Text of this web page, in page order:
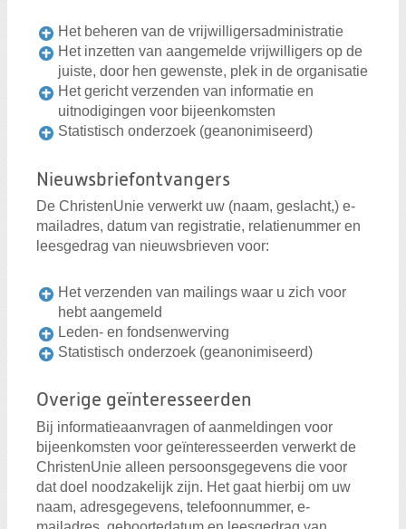
Het beheren van de vrijwilligersadministratie
Het inzetten van aangemelde vrijwilligers op de
juiste, door hen gewenste, plek in de organisatie
Het gericht verzenden van informatie en
uitnodigingen voor bijeenkomsten
Statistisch onderzoek (geanonimiseerd)
Nieuwsbriefontvangers
De ChristenUnie verwerkt uw (naam, geslacht,) e-
mailadres, datum van registratie, relatienummer en
leesgedrag van nieuwsbrieven voor:
Het verzenden van mailings waar u zich voor
hebt aangemeld
Leden- en fondsenwerving
Statistisch onderzoek (geanonimiseerd)
Overige geïnteresseerden
Bij informatieaanvragen of aanmeldingen voor
bijeenkomsten voor geïnteresseerden verwerkt de
ChristenUnie alleen persoonsgegevens die voor
dat doel noodzakelijk zijn. Het gaat hierbij om uw
naam, adresgegevens, telefoonnummer, e-